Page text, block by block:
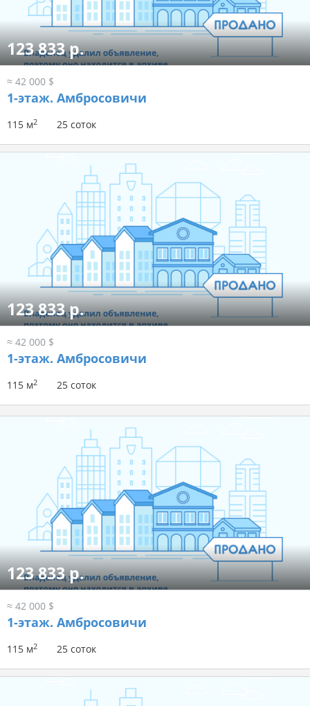
123 833 р.
≈ 42 000 $
1-этаж. Амбросовичи
115 м2 25 соток
123 833 р.
≈ 42 000 $
1-этаж. Амбросовичи
115 м2 25 соток
123 833 р.
≈ 42 000 $
1-этаж. Амбросовичи
115 м2 25 соток